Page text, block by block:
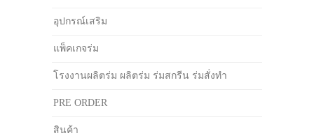
อุปกรณ์เสริม
แพ็คเกจร่ม
โรงงานผลิตร่ม ผลิตร่ม ร่มสกรีน ร่มสั่งทำ
PRE ORDER
สินค้า